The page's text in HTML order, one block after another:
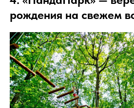
рождения на свежем